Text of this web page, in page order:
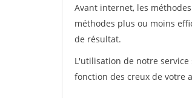
Avant internet, les
méthodes plus ou moins
de résultat.
L'utilisation de notre
fonction des creux de votre